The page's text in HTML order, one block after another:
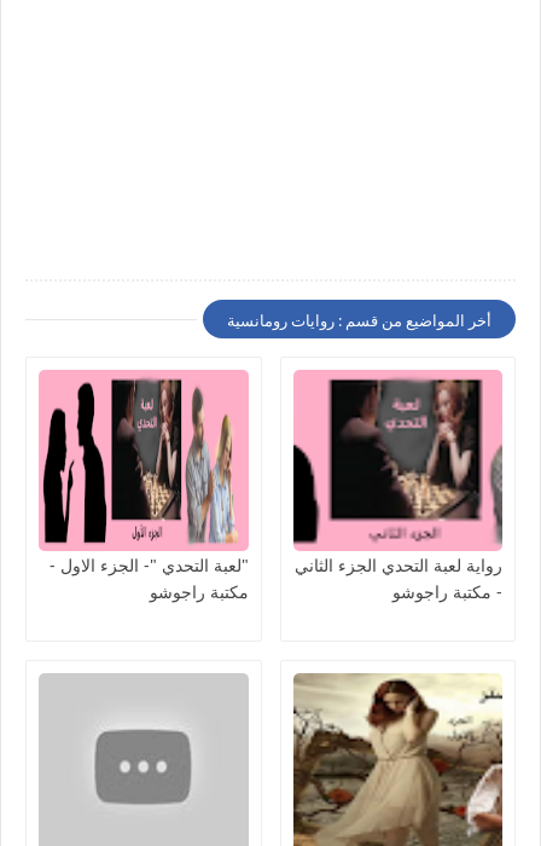
أخر المواضيع من قسم : روايات رومانسية
رواية لعبة التحدي الجزء الثاني
- مكتبة راجوشو
"لعبة التحدي "- الجزء الاول -
مكتبة راجوشو